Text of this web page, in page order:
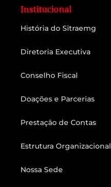
Institucional
História do Sitraemg
Diretoria Executiva
Conselho Fiscal
Doações e Parcerias
Prestação de Contas
Estrutura Organizacional
Nossa Sede